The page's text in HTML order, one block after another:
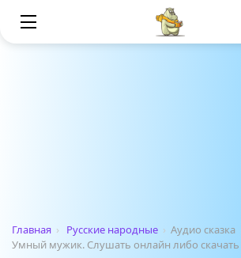
Главная › Русские народные › Аудио сказка
Умный мужик. Слушать онлайн либо скачать